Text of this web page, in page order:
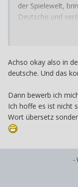
der Spielewelt,
Deutsche und
niemanden unter
bisschen Aktivität
damit man nicht
dazu - aber das
Achso okay also in
deutsche. Und das
Dann bewerb ich
Ich hoffe es ist nicht
Wort übersetz
-